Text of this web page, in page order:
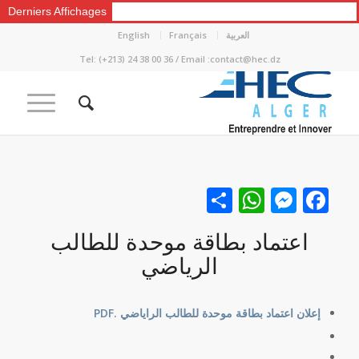
Derniers Affichages
العربية Français
English
Tel: (+213) 24 38 00 36 / Email :contact@hec.dz
Facebook
Messenger
WhatsApp
نشر
اعتماد بطاقة موحدة للطالب
الرياضي
إعلان اعتماد بطاقة موحدة للطالب الراياضي .PDF